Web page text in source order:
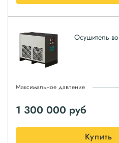
Осушитель
Максимальное давление
1 300 000 руб
Купить